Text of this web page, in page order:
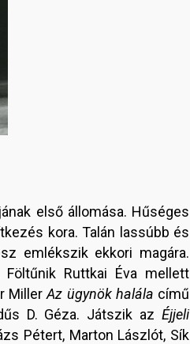
első állomása. Hűséges
kora. Talán lassúbb és
emlékszik ekkori magára.
Ruttkai Éva mellett
MillerAz ügynök halála című
D. Géza. Játszik az Éjjeli
Pétert, Marton Lászlót, Sík